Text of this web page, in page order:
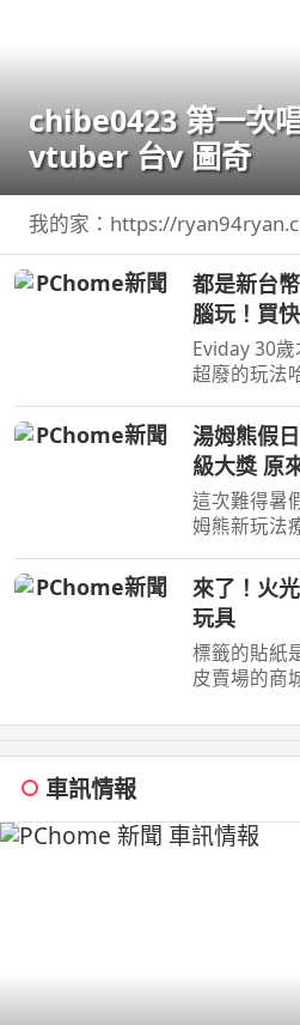
chibe0423 第一次唱山丘有點緊張
vtuber 台v 圖奇
我的家：https://
都是新台
腦玩！買
好方便！
Eviday 30歲才
超廢的玩法
作/ ...
湯姆熊假
級大獎 原
【Bobo
這次難得暑
姆熊新玩法
我們的蹦蹦
來了！火光
玩具
標籤的貼紙
皮賣場的商
家不一定都
車訊情報